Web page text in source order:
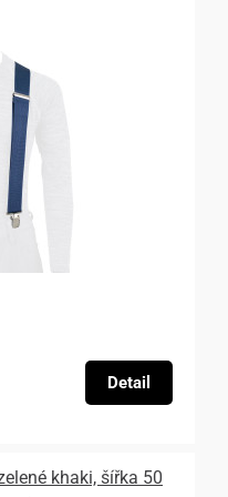
Detail
khaki, šířka 50